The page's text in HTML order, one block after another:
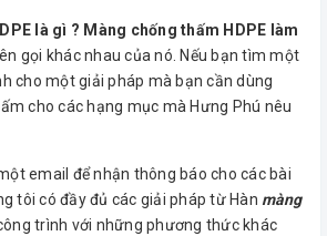
là gì ? Màng chống thấm HDPE làm
gọi khác nhau của nó. Nếu bạn tìm một
cho một giải pháp mà bạn cần dùng
cho các hạng mục mà Hưng Phú nêu
email để nhận thông báo cho các bài
tôi có đầy đủ các giải pháp từ Hàn màng
trình với những phương thức khác